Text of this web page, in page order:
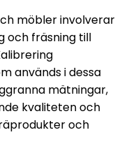
möbler involverar
och fräsning till
används i dessa
mätningar,
kvaliteten och
och